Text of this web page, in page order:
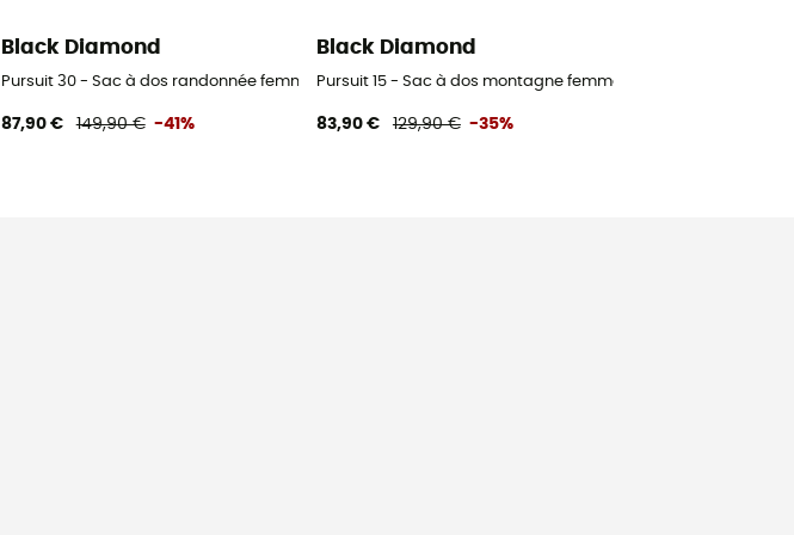
Black Diamond
Pursuit 30 - Sac à dos randonnée femme
87,90 € 149,90 € -41%
Black Diamond
Pursuit 15 - Sac à dos montagne femme
83,90 € 129,90 € -35%